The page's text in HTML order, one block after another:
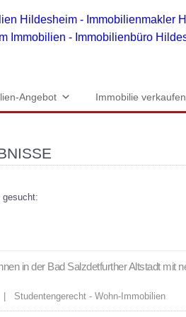
Angebot Immobilie
gesucht:
in der Bad Salzdetfurther Altstadt mit
Studentengerecht - Wohn-Immobilien